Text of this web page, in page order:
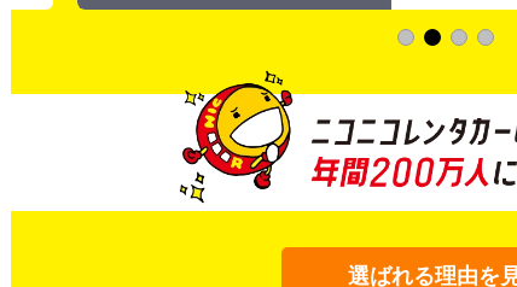
選ばれる理由を